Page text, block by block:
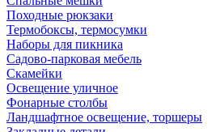
Походные рюкзаки
Термобоксы, термосумки
Наборы для пикника
Садово-парковая мебель
Скамейки
Освещение уличное
Фонарные столбы
Ландшафтное освещение, торшеры